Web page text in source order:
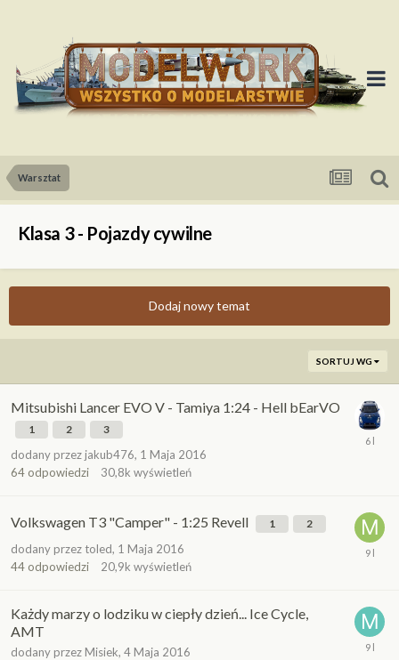
Warsztat
Klasa 3 - Pojazdy cywilne
Dodaj nowy temat
SORTUJ WG
Mitsubishi Lancer EVO V - Tamiya 1:24 - Hell bEarVO
1 2 3
dodany przez jakub476, 1 Maja 2016
64 odpowiedzi 30,8k wyświetleń
Volkswagen T3 "Camper" - 1:25 Revell 1 2
dodany przez toled, 1 Maja 2016
44 odpowiedzi 20,9k wyświetleń
Każdy marzy o lodziku w ciepły dzień... Ice Cycle,
AMT
dodany przez Misiek, 4 Maja 2016